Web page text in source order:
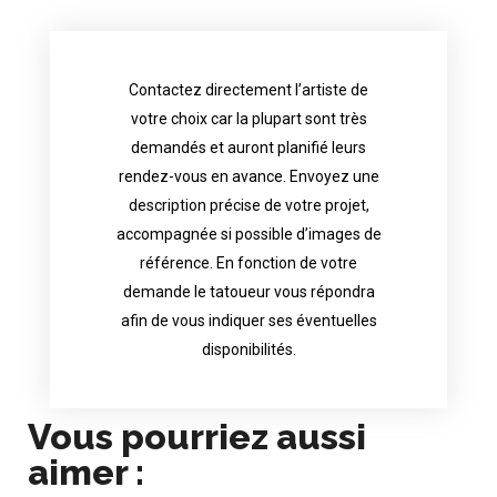
Contactez directement l’artiste de
votre choix car la plupart sont très
demandés et auront planifié leurs
rendez-vous en avance. Envoyez une
description précise de votre projet,
accompagnée si possible d’images de
référence. En fonction de votre
demande le tatoueur vous répondra
afin de vous indiquer ses éventuelles
disponibilités.
Contact directly the artist of your
choice because most are in great
appointments in advance. Send an
accurate description of your project, if
possible attached with reference
images. Depending your request, the
tattoo artist will answer to tell you his
Vous pourriez aussi
aimer :